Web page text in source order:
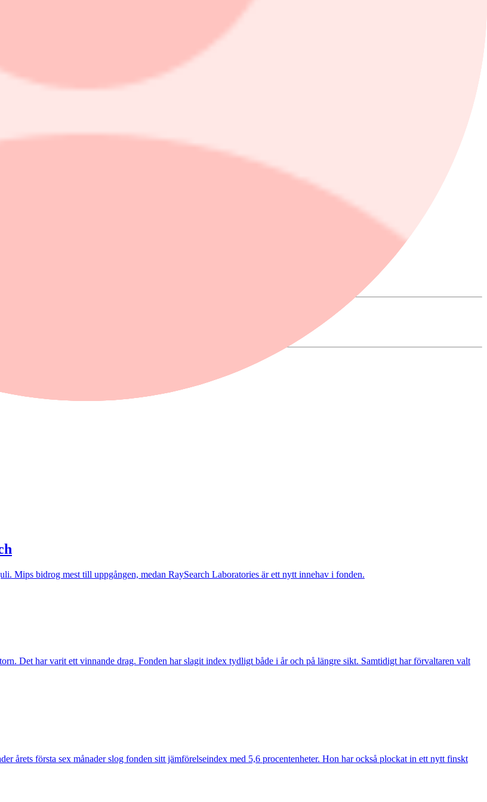
procent.
Mips bidrog mest till uppgången, medan RaySearch Laboratories är ett nytt innehav i fonden.
Det har varit ett vinnande drag. Fonden har slagit index tydligt både i år och på längre sikt. Samtidigt har förvaltaren valt
årets första sex månader slog fonden sitt jämförelseindex med 5,6 procentenheter. Hon har också plockat in ett nytt finskt